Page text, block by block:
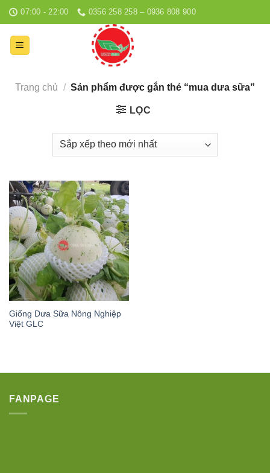
Bỏ
qua
nội
dung
07:00 - 22:00 0356 258 258 – 0936 808 900
Trang chủ / Sản phẩm được gắn thẻ “mua dưa sữa”
LỌC
Giống Dưa Sữa Nông Nghiệp
Việt GLC
FANPAGE